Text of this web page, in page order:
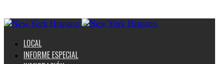
LOCAL
INFORME ESPECIAL